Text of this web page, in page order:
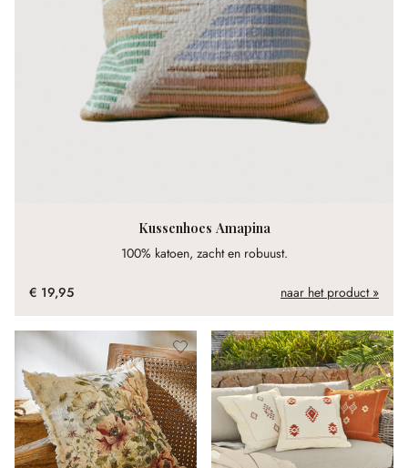
Kussenhoes Amapina
100% katoen, zacht en robuust.
€ 19,95 naar het product »